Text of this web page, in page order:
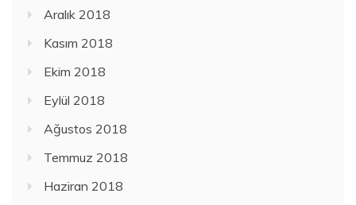
Aralık 2018
Kasım 2018
Ekim 2018
Eylül 2018
Ağustos 2018
Temmuz 2018
Haziran 2018